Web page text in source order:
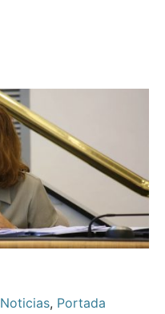
Noticias, Portada